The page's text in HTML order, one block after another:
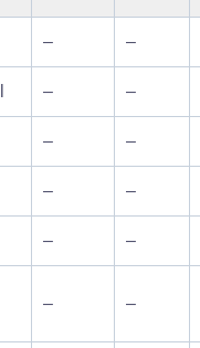
– –
– –
– –
– –
– –
– –